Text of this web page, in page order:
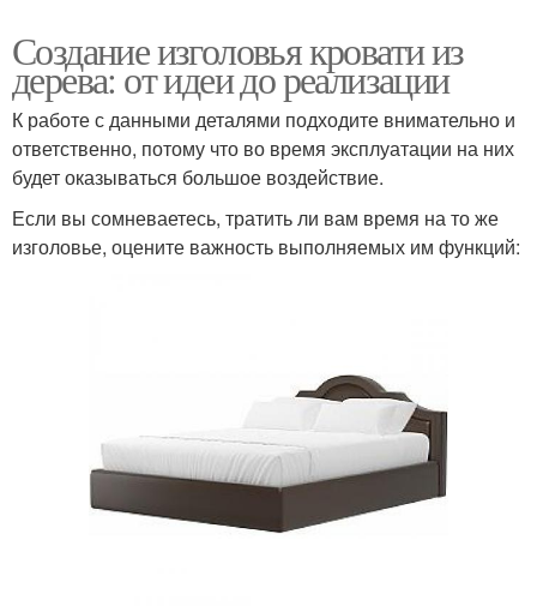
Создание изголовья кровати из
дерева: от идеи до реализации
К работе с данными деталями подходите внимательно и
ответственно, потому что во время эксплуатации на них
будет оказываться большое воздействие.
Если вы сомневаетесь, тратить ли вам время на то же
изголовье, оцените важность выполняемых им функций: